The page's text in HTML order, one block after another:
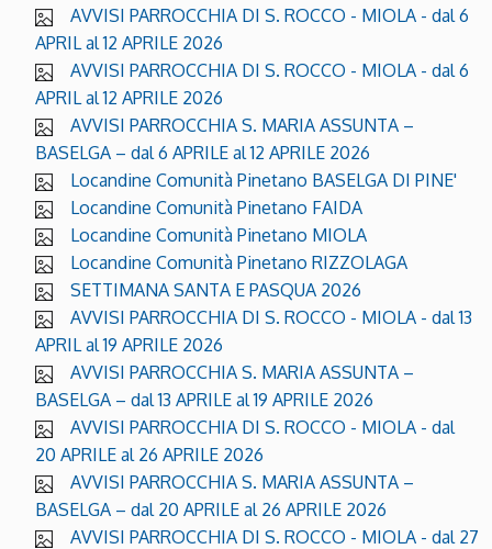
AVVISI PARROCCHIA DI S. ROCCO - MIOLA - dal 6
APRIL al 12 APRILE 2026
AVVISI PARROCCHIA DI S. ROCCO - MIOLA - dal 6
APRIL al 12 APRILE 2026
AVVISI PARROCCHIA S. MARIA ASSUNTA –
BASELGA – dal 6 APRILE al 12 APRILE 2026
Locandine Comunità Pinetano BASELGA DI PINE'
Locandine Comunità Pinetano FAIDA
Locandine Comunità Pinetano MIOLA
Locandine Comunità Pinetano RIZZOLAGA
SETTIMANA SANTA E PASQUA 2026
AVVISI PARROCCHIA DI S. ROCCO - MIOLA - dal 13
APRIL al 19 APRILE 2026
AVVISI PARROCCHIA S. MARIA ASSUNTA –
BASELGA – dal 13 APRILE al 19 APRILE 2026
AVVISI PARROCCHIA DI S. ROCCO - MIOLA - dal
20 APRILE al 26 APRILE 2026
AVVISI PARROCCHIA S. MARIA ASSUNTA –
BASELGA – dal 20 APRILE al 26 APRILE 2026
AVVISI PARROCCHIA DI S. ROCCO - MIOLA - dal 27